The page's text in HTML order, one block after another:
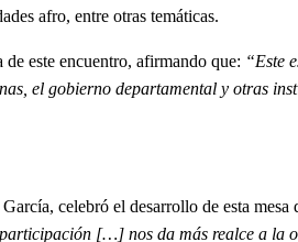
afro, entre otras temáticas.
este encuentro, afirmando que: “Este
el gobierno departamental y otras
celebró el desarrollo de esta mesa
[…] nos da más realce a la